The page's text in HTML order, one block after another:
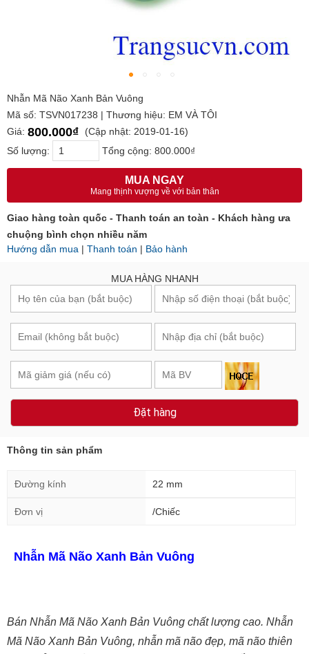
Nhẫn Mã Não Xanh Bản Vuông
Mã số: TSVN017238 | Thương hiệu: EM VÀ TÔI
Giá: 800.000₫
(Cập nhật: 2019-01-16)
Số lượng:
Tổng cộng: 800.000₫
MUA NGAY
Mang thịnh vượng về với bản thân
Giao hàng toàn quốc - Thanh toán an toàn - Khách hàng ưa
chuộng bình chọn nhiều năm
Hướng dẫn mua | Thanh toán | Bảo hành
MUA HÀNG NHANH
Đặt hàng
Thông tin sản phẩm
Đường kính 22 mm
Đơn vị /Chiếc
Nhẫn Mã Não Xanh Bản Vuông
Bán Nhẫn Mã Não Xanh Bản Vuông chất lượng cao. Nhẫn
Mã Não Xanh Bản Vuông, nhẫn mã não đẹp, mã não thiên